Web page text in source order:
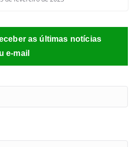
as últimas notícias
e-mail